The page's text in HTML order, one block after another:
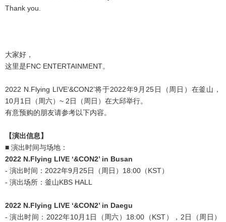
Thank you.
大家好，
这里是FNC ENTERTAINMENT。
2022 N.Flying LIVE‘&CON2’将于2022年9月25日（周日）在釜山，
10月1日（周六）~ 2日（周日）在大邱举行。
有意预购的朋友请参考以下内容。
【演出信息】
■ 演出时间与场地：
2022 N.Flying LIVE ‘&CON2’ in Busan
- 演出时间：2022年9月25日（周日）18:00（KST）
- 演出场所：釜山KBS HALL
2022 N.Flying LIVE ‘&CON2’ in Daegu
- 演出时间：2022年10月1日（周六）18:00（KST），2日（周日）